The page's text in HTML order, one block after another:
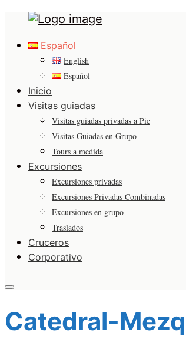
in
Malaga
PrimaryEspañol
English
Español
Inicio
Visitas guiadas
Visitas guiadas privadas a Pie
Visitas Guiadas en Grupo
Tours a medida
Excursiones
Excursiones privadas
Excursiones Privadas Combinadas
Excursiones en grupo
Traslados
Cruceros
Corporativo
Catedral-